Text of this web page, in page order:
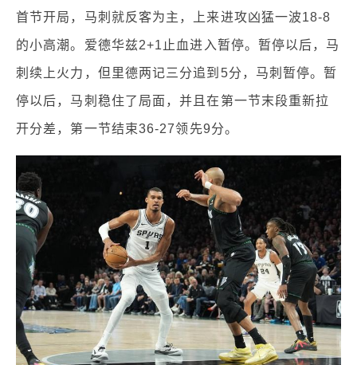
首节开局，马刺就反客为主，上来进攻凶猛一波18-8
的小高潮。爱德华兹2+1止血进入暂停。暂停以后，马
刺续上火力，但里德两记三分追到5分，马刺暂停。暂
停以后，马刺稳住了局面，并且在第一节末段重新拉
开分差，第一节结束36-27领先9分。